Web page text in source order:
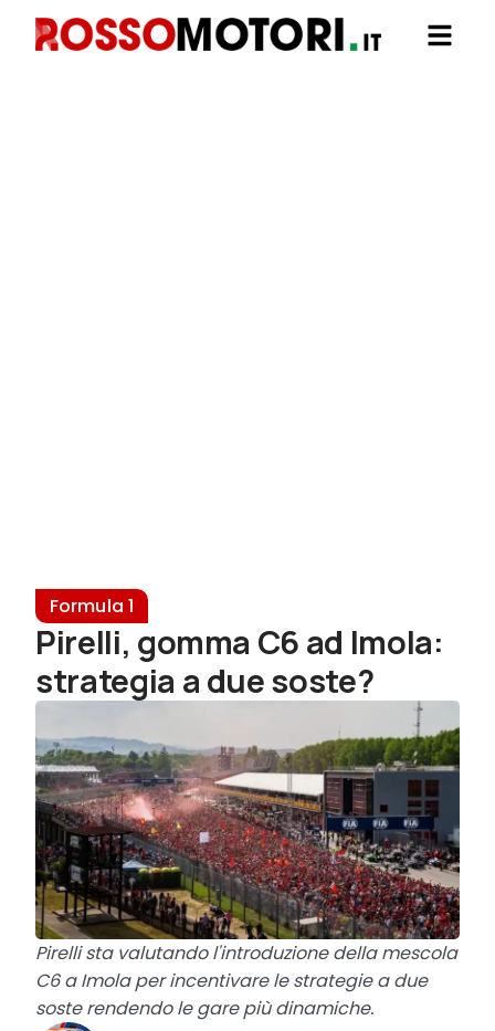
Formula 1
Pirelli, gomma C6 ad Imola:
strategia a due soste?
Pirelli sta valutando l'introduzione della mescola
C6 a Imola per incentivare le strategie a due
soste rendendo le gare più dinamiche.